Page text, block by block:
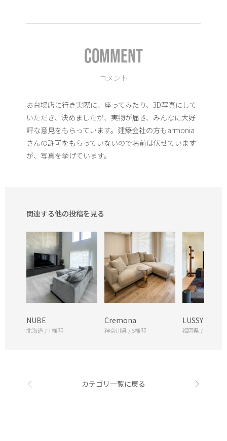
COMMENT
コメント
お台場店に行き実際に、座ってみたり、3D写真にして
いただき、決めましたが、実物が届き、みんなに大好
評な意見をもらっています。建築会社の方もarmonia
さんの許可をもらっていないので名前は伏せています
が、写真を挙げています。
関連する他の投稿を見る
NUBE
北海道 / T様邸
Cremona
神奈川県 / S様邸
LUSSY
福岡県 / A様邸
カテゴリ一覧に戻る